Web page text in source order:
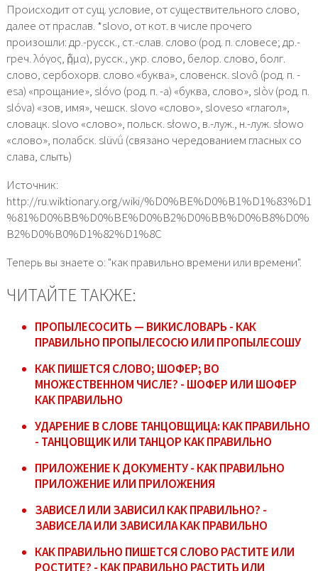
Происходит от сущ. условие, от существительного слово,
далее от праслав. *slovo, от кот. в числе прочего
произошли: др.-русск., ст.-слав. слово (род. п. словесе; др.-
греч. λόγος, ῥῆμα), русск., укр. слово, белор. слово, болг.
слово, сербохорв. слово «буква», словенск. slovô (род. п. -
esа) «прощание», slóvo (род. п. -а) «буква, слово», slòv (род. п.
slóvа) «зов, имя», чешск. slovo «слово», sloveso «глагол»,
словацк. slovo «слово», польск. słowo, в.-луж., н.-луж. słowo
«слово», полабск. slüvǘ (связано чередованием гласных со
слава, слыть)
Источник:
http://ru.wiktionary.org/wiki/%D0%BE%D0%B1%D1%83%D1
%81%D0%BB%D0%BE%D0%B2%D0%BB%D0%B8%D0%
B2%D0%B0%D1%82%D1%8C
Теперь вы знаете о: "как правильно времени или времени".
ЧИТАЙТЕ ТАКЖЕ:
ПРОПЫЛЕСОСИТЬ — ВИКИСЛОВАРЬ - КАК
ПРАВИЛЬНО ПРОПЫЛЕСОСЮ ИЛИ ПРОПЫЛЕСОШУ
КАК ПИШЕТСЯ СЛОВО; ШОФЕР; ВО
МНОЖЕСТВЕННОМ ЧИСЛЕ? - ШОФЕР ИЛИ ШОФЕР
КАК ПРАВИЛЬНО
УДАРЕНИЕ В СЛОВЕ ТАНЦОВЩИЦА: КАК ПРАВИЛЬНО
- ТАНЦОВЩИК ИЛИ ТАНЦОР КАК ПРАВИЛЬНО
ПРИЛОЖЕНИЕ К ДОКУМЕНТУ - КАК ПРАВИЛЬНО
ПРИЛОЖЕНИЕ ИЛИ ПРИЛОЖЕНИЯ
ЗАВИСЕЛ ИЛИ ЗАВИСИЛ КАК ПРАВИЛЬНО? -
ЗАВИСЕЛА ИЛИ ЗАВИСИЛА КАК ПРАВИЛЬНО
КАК ПРАВИЛЬНО ПИШЕТСЯ СЛОВО РАСТИТЕ ИЛИ
РОСТИТЕ? - КАК ПРАВИЛЬНО РАСТИТЬ ИЛИ